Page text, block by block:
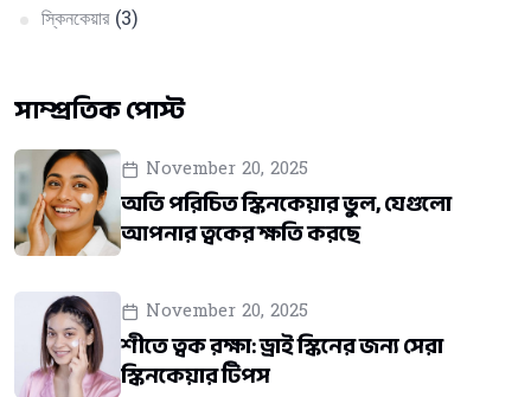
স্কিনকেয়ার (3)
সাম্প্রতিক পোস্ট
November 20, 2025
অতি পরিচিত স্কিনকেয়ার ভুল, যেগুলো
আপনার ত্বকের ক্ষতি করছে
November 20, 2025
শীতে ত্বক রক্ষা: ড্রাই স্কিনের জন্য সেরা
স্কিনকেয়ার টিপস